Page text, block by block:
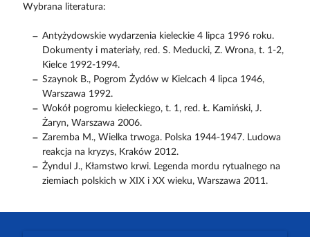
Wybrana literatura:
Antyżydowskie wydarzenia kieleckie 4 lipca 1996 roku.
Dokumenty i materiały, red. S. Meducki, Z. Wrona, t. 1-2,
Kielce 1992-1994.
Szaynok B., Pogrom Żydów w Kielcach 4 lipca 1946,
Warszawa 1992.
Wokół pogromu kieleckiego, t. 1, red. Ł. Kamiński, J.
Żaryn, Warszawa 2006.
Zaremba M., Wielka trwoga. Polska 1944-1947. Ludowa
reakcja na kryzys, Kraków 2012.
Żyndul J., Kłamstwo krwi. Legenda mordu rytualnego na
ziemiach polskich w XIX i XX wieku, Warszawa 2011.